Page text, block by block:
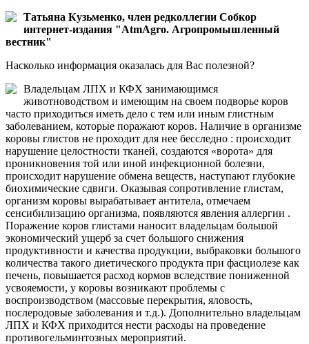
Татьяна Кузьменко, член редколлегии Собкор
интернет-издания "AtmAgro. Агропромышленный
вестник"
Насколько информация оказалась для Вас полезной?
Владельцам ЛПХ и КФХ занимающимся
животноводством и имеющим на своем подворье коров
часто приходиться иметь дело с тем или иным глистным
заболеванием, которые поражают коров. Наличие в организме
коровы глистов не проходит для нее бесследно : происходит
нарушение целостности тканей, создаются «ворота» для
проникновения той или иной инфекционной болезни,
происходит нарушение обмена веществ, наступают глубокие
биохимические сдвиги. Оказывая сопротивление глистам,
организм коровы вырабатывает антитела, отмечаем
сенсибилизацию организма, появляются явления аллергии .
Поражение коров глистами наносит владельцам большой
экономический ущерб за счет большого снижения
продуктивности и качества продукции, выбраковки большого
количества такого диетического продукта при фасциолезе как
печень, повышается расход кормов вследствие пониженной
усвояемости, у коровы возникают проблемы с
воспроизводством (массовые перекрытия, яловость,
послеродовые заболевания и т.д.). Дополнительно владельцам
ЛПХ и КФХ приходится нести расходы на проведение
противогельминтозных мероприятий.